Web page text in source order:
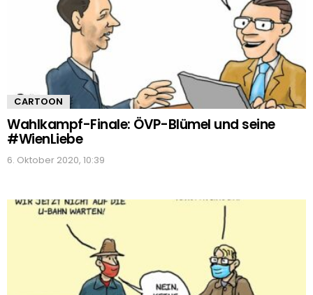
CARTOON
Wahlkampf-Finale: ÖVP-Blümel und seine
#WienLiebe
6. Oktober 2020, 10:39